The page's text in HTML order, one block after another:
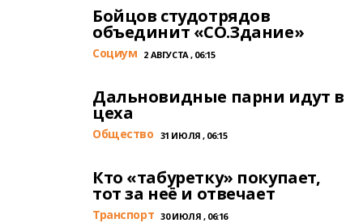
Бойцов студотрядов
объединит «СО.Здание»
Cоциум 2 АВГУСТА , 06:15
Дальновидные парни идут в
цеха
Общество 31 ИЮЛЯ , 06:15
Кто «табуретку» покупает,
тот за неё и отвечает
Транспорт 30 ИЮЛЯ , 06:16